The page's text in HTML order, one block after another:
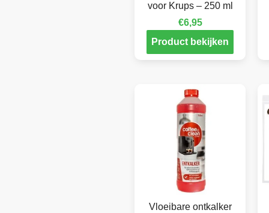
voor Krups – 250 ml
€6,95
Product bekijken
Vloeibare ontkalker